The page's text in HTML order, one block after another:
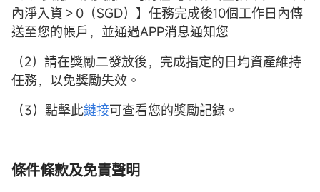
內淨入資＞0（SGD）】任務完成後10個工作日內傳
送至您的帳戶，並通過APP消息通知您
（2）請在獎勵二發放後，完成指定的日均資產維持
任務，以免獎勵失效。
（3）點擊此鏈接可查看您的獎勵記錄。
條件條款及免責聲明